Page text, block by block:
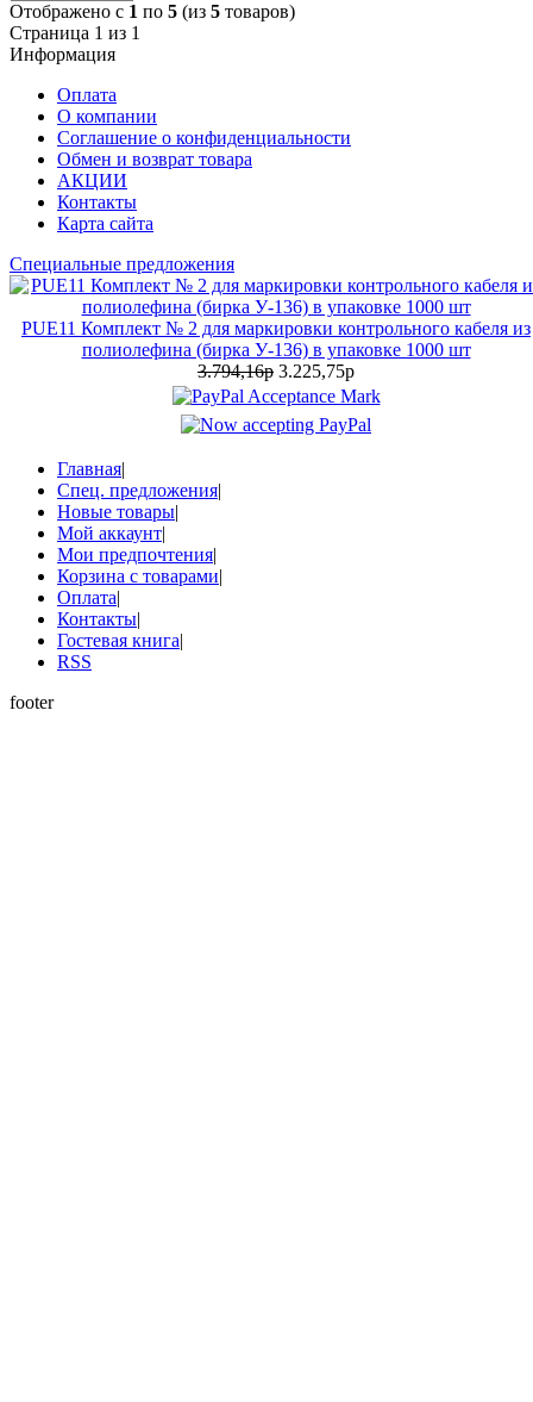
Отображено с 1 по 5 (из 5 товаров)
Страница 1 из 1
Информация
Оплата
О компании
Соглашение о конфиденциальности
Обмен и возврат товара
АКЦИИ
Контакты
Карта сайта
Специальные предложения
PUE11 Комплект № 2 для маркировки контрольного кабеля из
полиолефина (бирка У-136) в упаковке 1000 шт
3.794,16р 3.225,75р
Главная|
Спец. предложения|
Новые товары|
Мой аккаунт|
Мои предпочтения|
Корзина с товарами|
Оплата|
Контакты|
Гостевая книга|
RSS
footer